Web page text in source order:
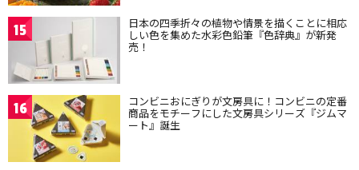
15 日本の四季折々の植物や情景を描くことに相応
しい色を集めた水彩色鉛筆『色辞典』が新発
売！
16 コンビニおにぎりが文房具に！コンビニの定番
商品をモチーフにした文房具シリーズ『ジムマ
ート』誕生